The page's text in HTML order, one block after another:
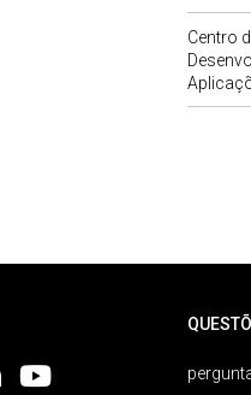
Centro